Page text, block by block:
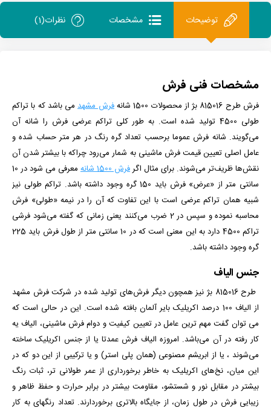
توضیحات مشخصات نظرات(1)
مشخصات فنی فرش
فرش طرح 815016 بژ از محصولات 1500 شانه فرش مشهدمی باشد که با تراکم
طولی 4500 تولید شده است.
به طور کلی تراکم عرضی فرش را شانه آن
می‌گویند. شانه فرش عموما برحسب تعداد گره رنگ در هر متر حساب شده و
عامل اصلی تعیین قیمت فرش ماشینی به شمار می‌رود چراکه با بیشتر شدن آن
نقش‌ها ظریف‌تر می‌شوند. برای مثال اگرفرش 1500 شانه
معرفی می شود در 10
سانتی متر از «عرض» فرش باید 150 گره وجود داشته باشد. تراکم طولی نیز
شبیه همان تراکم عرضی است با این تفاوت که آن را در نیمه «طولی» فرش
محاسبه نموده و سپس در 2 ضرب می‌کنند
یعنی زمانی که گفته می‌شود فرشی
تراکم 4500 دارد به این معنی است که در 10 سانتی متر از طول فرش باید 225
گره وجود داشته باشد.
جنس الیاف
طرح 815016 بژ
نیز همچون دیگر فرش‌های تولید شده در شرکت فرش مشهد
از الیاف 100 درصد اکریلیک بایر آلمان بافته شده است. این در حالی است که
می توان گفت مهم ترین عامل در تعیین کیفیت و دوام فرش ماشینی، الیاف یه
کار رفته در آن می‌باشد. امروزه الیاف فرش عمدتا یا از جنس اکریلیک ساخته
می‌شوند ، یا از ابریشم مصنوعی (همان پلی استر) و یا ترکیبی از این دو که در
این میان، نخ‌های اکریلیک به خاطر برخورداری از عمر طولانی تر، ثبات رنگ
بیشتر در مقابل نور و شستشو، مقاومت بیشتر در برابر حرارت و حفظ ظاهر و
زیبایی فرش در طول زمان، از جایگاه بالاتری برخوردارند. تعداد رنگ­­های به کار